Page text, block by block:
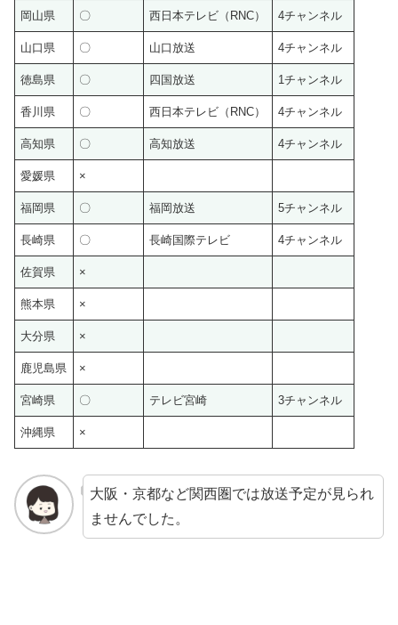
岡山県 〇 西日本テレビ（RNC） 4チャンネル
山口県 〇 山口放送 4チャンネル
徳島県 〇 四国放送 1チャンネル
香川県 〇 西日本テレビ（RNC） 4チャンネル
高知県 〇 高知放送 4チャンネル
愛媛県 ×
福岡県 〇 福岡放送 5チャンネル
長崎県 〇 長崎国際テレビ 4チャンネル
佐賀県 ×
熊本県 ×
大分県 ×
鹿児島県 ×
宮崎県 〇 テレビ宮崎 3チャンネル
沖縄県 ×
大阪・京都など関西圏では放送予定が見られ
ませんでした。